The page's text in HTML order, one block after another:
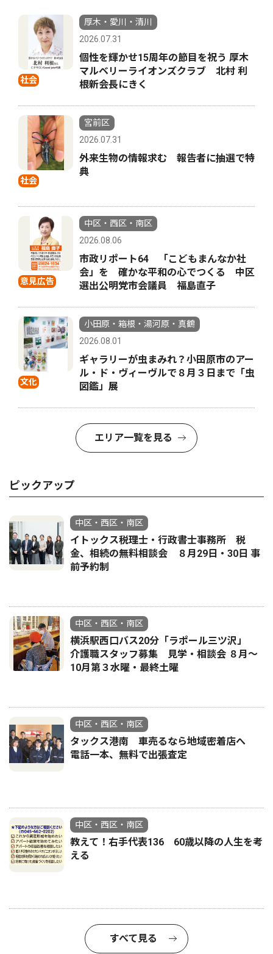
社会
厚木・愛川・清川
2026.07.31
個性を輝かせ15周年の節目を祝う 厚木
マルベリーライオンズクラブ 北村 利
根新会長にきく
社会
宮前区
2026.07.31
外来生物の情報求む 報告者に抽選で特
典
意見広告
中区・西区・南区
2026.08.06
市政リポート64 「こどもまんなか社
会」を 確かな平和の心でつくる 中区
選出公明党市会議員 福島直子
文化
小田原・箱根・湯河原・真鶴
2026.08.01
ギャラリーが虫まみれ？小田原市のアー
ル・ド・ヴィーヴルで８月３日まで「虫
図鑑」展
エリア一覧を見る
ピックアップ
中区・西区・南区
イトックス税理士・行政書士事務所 税
金、相続の無料相談会 ８月29日・30日 事
前予約制
中区・西区・南区
横浜駅西口バス20分「ラポール三ツ沢」
介護職スタッフ募集 見学・相談会 ８月〜
10月第３水曜・最終土曜
中区・西区・南区
タックス港南 車売るなら地域密着店へ
電話一本、無料で出張査定
中区・西区・南区
教えて！右手代表136 60歳以降の人生を考
える
すべて見る